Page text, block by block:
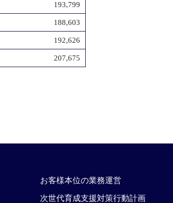
193,799
188,603
192,626
207,675
お客様本位の業務運営
次世代育成支援対策行動計画